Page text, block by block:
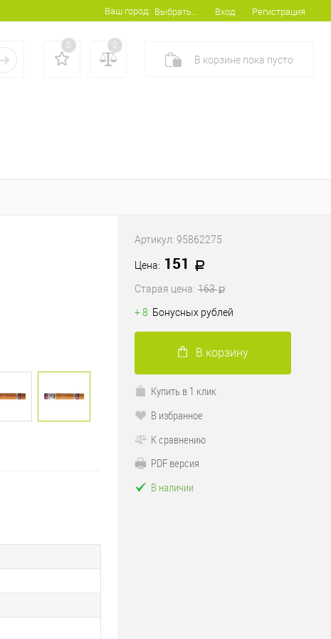
Ваш город: Выбрать... Вход Регистрация
0 0
В корзине пока пусто
Артикул: 95862275
Цена: 151
Старая цена: 163
+ 8 Бонусных рублей
В корзину
Купить в 1 клик
В избранное
К сравнению
PDF версия
В наличии